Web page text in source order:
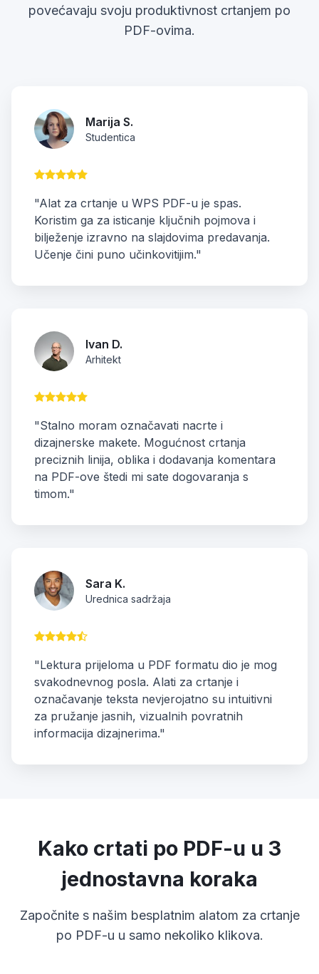
povećavaju svoju produktivnost crtanjem po
PDF-ovima.
Marija S.
Studentica
"Alat za crtanje u WPS PDF-u je spas.
Koristim ga za isticanje ključnih pojmova i
bilježenje izravno na slajdovima predavanja.
Učenje čini puno učinkovitijim."
Ivan D.
Arhitekt
"Stalno moram označavati nacrte i
dizajnerske makete. Mogućnost crtanja
preciznih linija, oblika i dodavanja komentara
na PDF-ove štedi mi sate dogovaranja s
timom."
Sara K.
Urednica sadržaja
"Lektura prijeloma u PDF formatu dio je mog
svakodnevnog posla. Alati za crtanje i
označavanje teksta nevjerojatno su intuitivni
za pružanje jasnih, vizualnih povratnih
informacija dizajnerima."
Kako crtati po PDF-u u 3
jednostavna koraka
Započnite s našim besplatnim alatom za crtanje
po PDF-u u samo nekoliko klikova.